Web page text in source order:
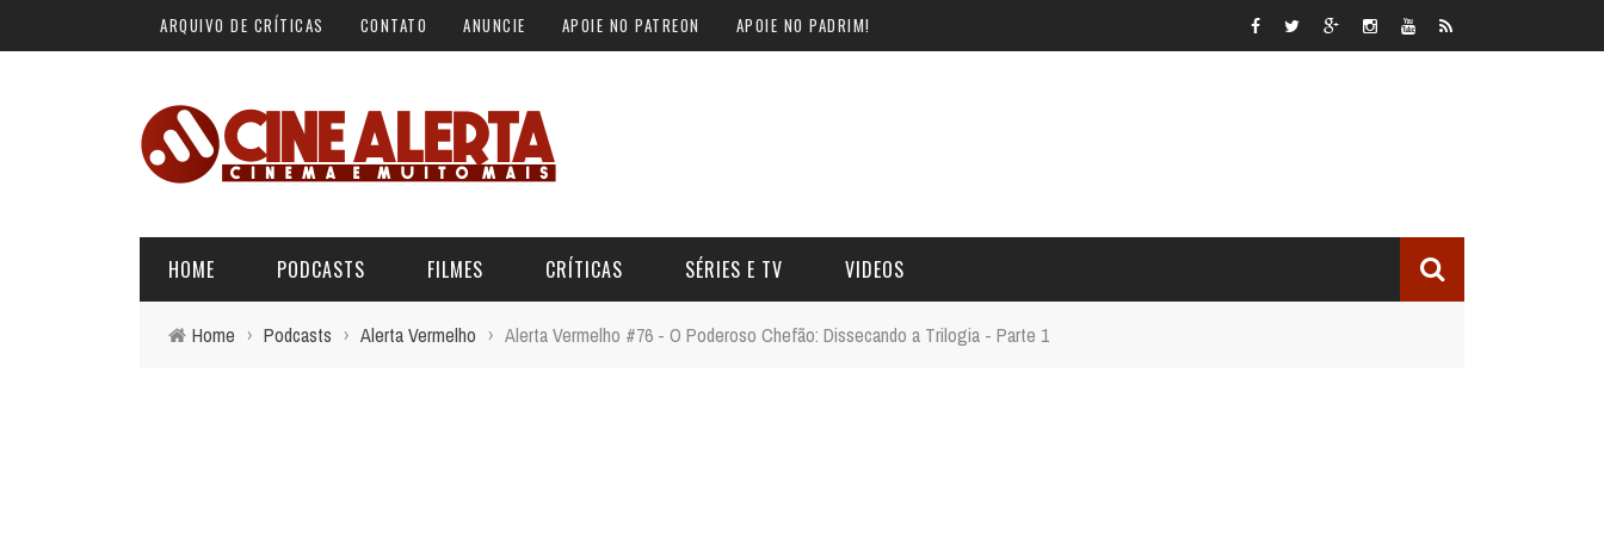
ARQUIVO DE CRÍTICAS CONTATO ANUNCIE APOIE NO PATREON APOIE NO PADRIM!
HOME PODCASTS FILMES CRÍTICAS SÉRIES E TV VIDEOS
Home › Podcasts › Alerta Vermelho › Alerta Vermelho #76 - O Poderoso Chefão: Dissecando a Trilogia - Parte 1